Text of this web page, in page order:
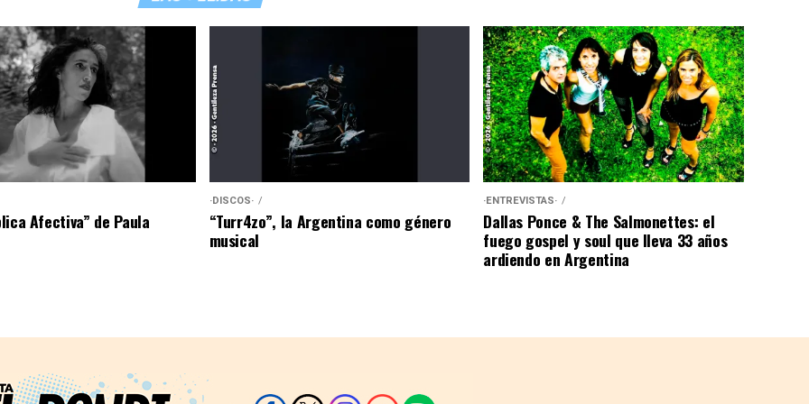
Afectiva” de Paula
·DISCOS·
“Turr4zo”, la Argentina como género
musical
·ENTREVISTAS·
Dallas Ponce & The Salmonettes: el
fuego gospel y soul que lleva 33 años
ardiendo en Argentina